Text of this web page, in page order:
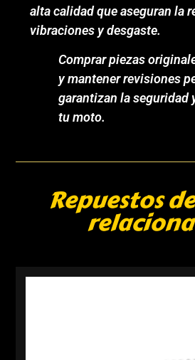
alta calidad que aseguran la
vibraciones y desgaste.
Comprar piezas
y mantener revisiones
garantizan la seguridad
tu moto.
Repuestos